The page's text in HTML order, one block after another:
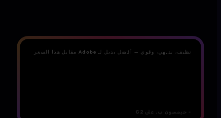
نظيف، بديهي، وقوي — أفضل بديل لـ Adobe مقابل هذا السعر
- جيمسون ب. على G2